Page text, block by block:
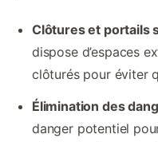
Clôtures et portails
dispose d’espaces
clôturés pour éviter
Élimination des
danger potentiel